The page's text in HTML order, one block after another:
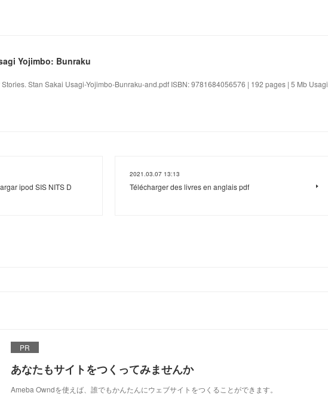
Yojimbo: Bunraku
Stan Sakai Usagi-Yojimbo-Bunraku-and.pdf ISBN: 9781684056576 | 192 pages | 5 Mb Usagi
ipod SIS NITS D
2021.03.07 13:13
Télécharger des livres en anglais pdf
PR
あなたもサイトをつくってみませんか
Ameba Owndを使えば、誰でもかんたんにウェブサイトをつくることができます。